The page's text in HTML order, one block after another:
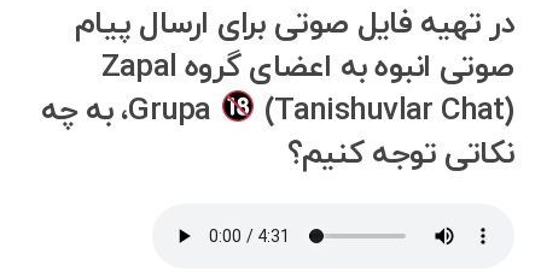
در تهیه فایل صوتی برای ارسال پیام
صوتی انبوه به اعضای گروه Zapal
Grupa(Tanishuvlar Chat)، به چه
نکاتی توجه کنیم؟